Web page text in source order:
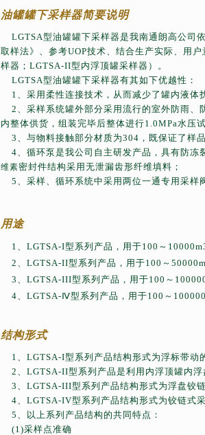
油罐罐下采样器简要说明
LGTSA型油罐罐下采样器是我南通朗高公司
取样法》、参考UOP技术、结合生产实际、用
样器； LGTSA-II型内浮顶罐采样器）。
LGTSA型油罐罐下采样器有其如下优越性：
1
、采用柔性连接技术，从而减少了罐内液
2 、采样系统罐外部分采用流行的室外防雨
内整体供货，组装完毕后整体进行1.0MPa水压
3 、与物料接触部分材质为304 ，既保证了样
4 、循环泵是我公司自主研发产品，具有防冻
维素密封件结构采用无泄漏齿形纤维填料；
5 、采样、循环系统中采用两位一通专用采样
用途
1 LGTSA-I型系列产品，用于100 ～
2
LGTSA-II型系列产品，用于100 ～
3
LGTSA-III型系列产品，用于100 ～
4
LGTSA-Ⅳ型系列产品，用于100 ～
结构形式
1 LGTSA-I型系列产品结构形式为浮标带动
2
LGTSA-II型系列产品是利用内浮顶罐内
3
LGTSA-III型系列产品结构形式为浮盘铰
4
LGTSA-IV型系列产品结构形式为铰链式
5 、以上系列产品结构的共同特点：
(1)采样点准确